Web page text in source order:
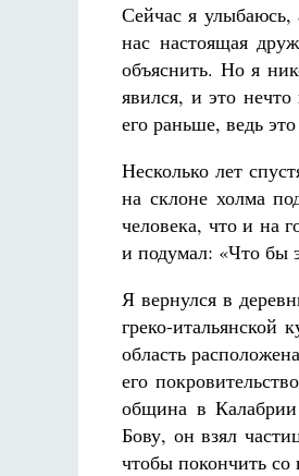
Сейчас я
нас настоящая
объяснить. Но я
явился, и это
его раньше, ведь
Несколько лет
на склоне холма
человека, что и на
и подумал: «Что бы
Я вернулся в
греко-итальянской
область
его
община в Калабрии
Бову, он взял
чтобы покончить со